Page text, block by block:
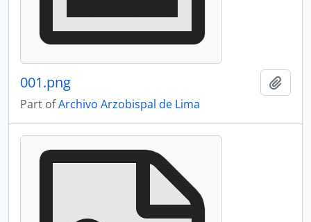
001.png
Part ofArchivo Arzobispal de Lima